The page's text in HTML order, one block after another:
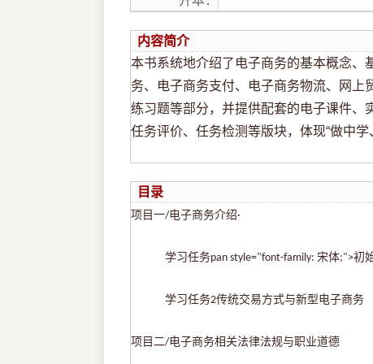
内容简介
本书系统地介绍了电子商务的基本概念、
务、电子商务支付、电子商务物流、网
练习题等部分，并提供配套的电子课件、
任务评价、任务检测等版块，体现“做中
目录
项目一/电子商务介绍·
学习任务pan style="font-family: 宋体;">初
学习任务2传统交易方式与新型电子商务
项目二/电子商务相关法律法规与职业道德